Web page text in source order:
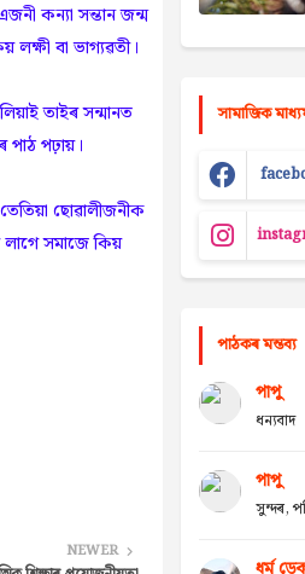
কন্যা সন্তান জন্ম
বা ভাগ্যৱতী।
তাইৰ সন্মানত
পঢ়ায়।
ছোৱালীজনীক
সমাজে কিয়
NEWER
সামাজিক
পাঠকৰ মন্তব্য
পাপু
ধন্যবাদ
পাপু
সুন্দৰ,